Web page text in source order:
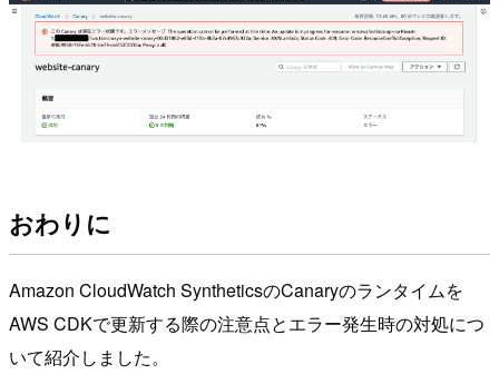
おわりに
Amazon CloudWatch SyntheticsのCanaryのランタイムを
AWS CDKで更新する際の注意点とエラー発生時の対処につ
いて紹介しました。